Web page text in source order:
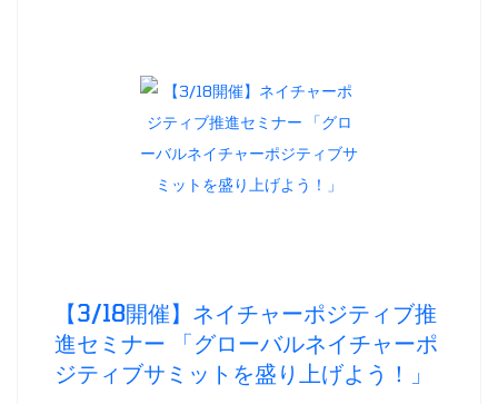
【3/18開催】ネイチャーポジティブ推
進セミナー 「グローバルネイチャーポ
ジティブサミットを盛り上げよう！」